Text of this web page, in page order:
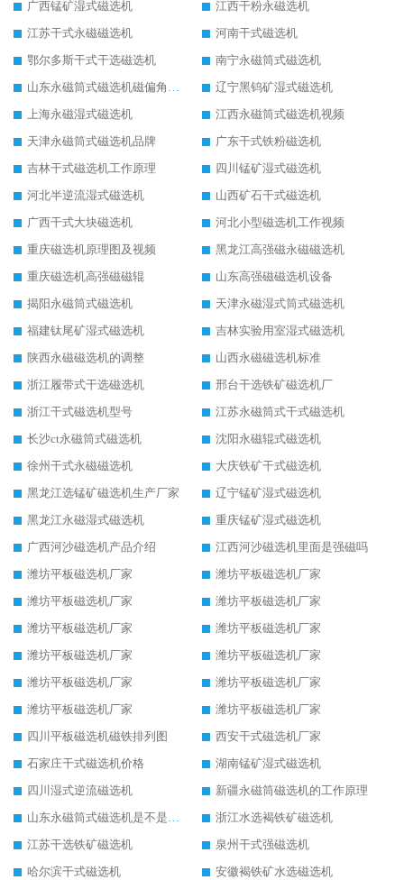
广西锰矿湿式磁选机
江西干粉永磁选机
江苏干式永磁磁选机
河南干式磁选机
鄂尔多斯干式干选磁选机
南宁永磁筒式磁选机
山东永磁筒式磁选机磁偏角怎么调整
辽宁黑钨矿湿式磁选机
上海永磁湿式磁选机
江西永磁筒式磁选机视频
天津永磁筒式磁选机品牌
广东干式铁粉磁选机
吉林干式磁选机工作原理
四川锰矿湿式磁选机
河北半逆流湿式磁选机
山西矿石干式磁选机
广西干式大块磁选机
河北小型磁选机工作视频
重庆磁选机原理图及视频
黑龙江高强磁永磁磁选机
重庆磁选机高强磁磁辊
山东高强磁磁选机设备
揭阳永磁筒式磁选机
天津永磁湿式筒式磁选机
福建钛尾矿湿式磁选机
吉林实验用室湿式磁选机
陕西永磁磁选机的调整
山西永磁磁选机标准
浙江履带式干选磁选机
邢台干选铁矿磁选机厂
浙江干式磁选机型号
江苏永磁筒式干式磁选机
长沙ct永磁筒式磁选机
沈阳永磁辊式磁选机
徐州干式永磁磁选机
大庆铁矿干式磁选机
黑龙江选锰矿磁选机生产厂家
辽宁锰矿湿式磁选机
黑龙江永磁湿式磁选机
重庆锰矿湿式磁选机
广西河沙磁选机产品介绍
江西河沙磁选机里面是强磁吗
潍坊平板磁选机厂家
潍坊平板磁选机厂家
潍坊平板磁选机厂家
潍坊平板磁选机厂家
潍坊平板磁选机厂家
潍坊平板磁选机厂家
潍坊平板磁选机厂家
潍坊平板磁选机厂家
潍坊平板磁选机厂家
潍坊平板磁选机厂家
潍坊平板磁选机厂家
潍坊平板磁选机厂家
四川平板磁选机磁铁排列图
西安干式磁选机厂家
石家庄干式磁选机价格
湖南锰矿湿式磁选机
四川湿式逆流磁选机
新疆永磁筒磁选机的工作原理
山东永磁筒式磁选机是不是强磁
浙江水选褐铁矿磁选机
江苏干选铁矿磁选机
泉州干式强磁选机
哈尔滨干式磁选机
安徽褐铁矿水选磁选机